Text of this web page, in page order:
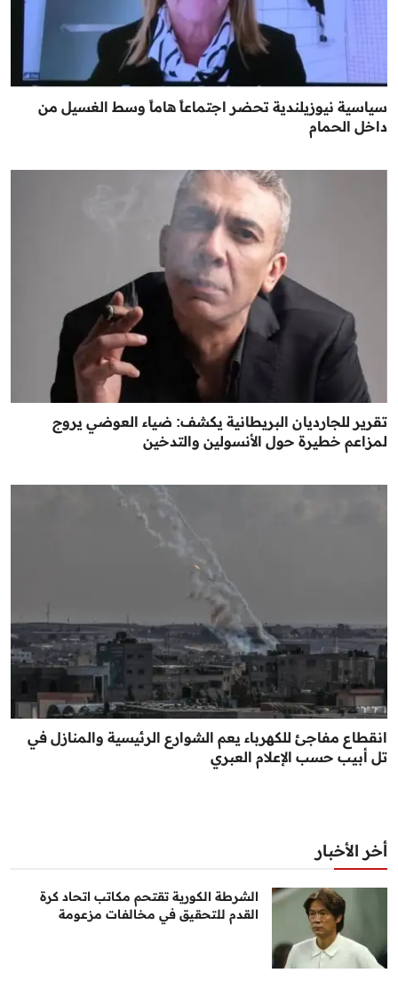
سياسية نيوزيلندية تحضر اجتماعاً هاماً وسط الغسيل من
داخل الحمام
تقرير للجارديان البريطانية يكشف: ضياء العوضي يروج
لمزاعم خطيرة حول الأنسولين والتدخين
انقطاع مفاجئ للكهرباء يعم الشوارع الرئيسية والمنازل في
تل أبيب حسب الإعلام العبري
أخر الأخبار
الشرطة الكورية تقتحم مكاتب اتحاد كرة
القدم للتحقيق في مخالفات مزعومة